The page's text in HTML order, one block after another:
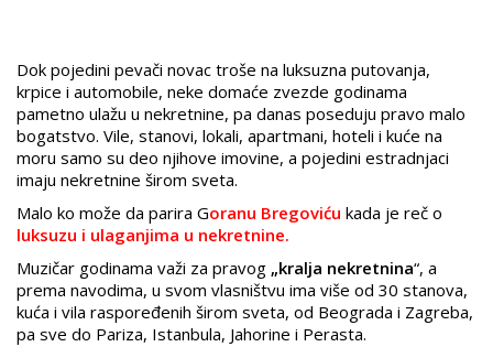
Dok pojedini pevači novac troše na luksuzna putovanja,
krpice i automobile, neke domaće zvezde godinama
pametno ulažu u nekretnine, pa danas poseduju pravo malo
bogatstvo. Vile, stanovi, lokali, apartmani, hoteli i kuće na
moru samo su deo njihove imovine, a pojedini estradnjaci
imaju nekretnine širom sveta.
Malo ko može da parira Goranu Bregoviću kada je reč o
luksuzu i ulaganjima u nekretnine.
Muzičar godinama važi za pravog „kralja nekretnina“, a
prema navodima, u svom vlasništvu ima više od 30 stanova,
kuća i vila raspoređenih širom sveta, od Beograda i Zagreba,
pa sve do Pariza, Istanbula, Jahorine i Perasta.